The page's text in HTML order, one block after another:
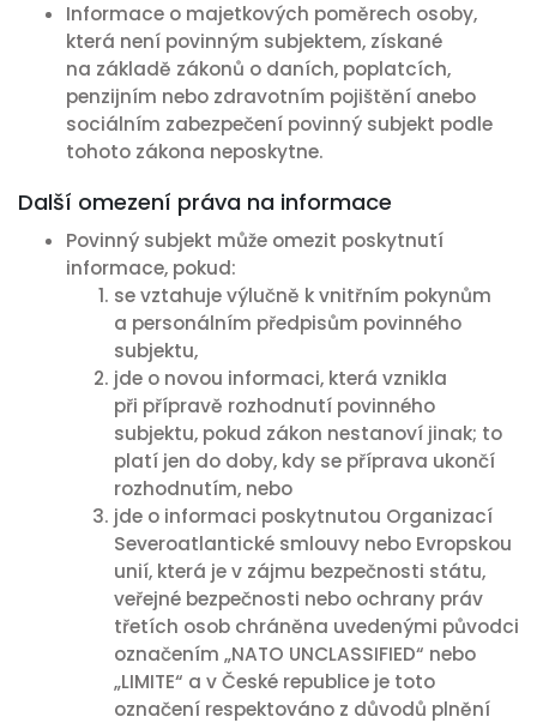
Informace o majetkových poměrech osoby,
která není povinným subjektem, získané
na základě zákonů o daních, poplatcích,
penzijním nebo zdravotním pojištění anebo
sociálním zabezpečení povinný subjekt podle
tohoto zákona neposkytne.
Další omezení práva na informace
Povinný subjekt může omezit poskytnutí
informace, pokud:
se vztahuje výlučně k vnitřním pokynům
a personálním předpisům povinného
subjektu,
jde o novou informaci, která vznikla
při přípravě rozhodnutí povinného
subjektu, pokud zákon nestanoví jinak; to
platí jen do doby, kdy se příprava ukončí
rozhodnutím, nebo
jde o informaci poskytnutou Organizací
Severoatlantické smlouvy nebo Evropskou
unií, která je v zájmu bezpečnosti státu,
veřejné bezpečnosti nebo ochrany práv
třetích osob chráněna uvedenými původci
označením „NATO UNCLASSIFIED“ nebo
„LIMITE“ a v České republice je toto
označení respektováno z důvodů plnění